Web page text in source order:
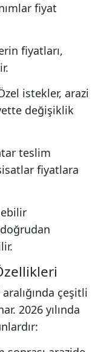
fiyat
fiyatları,
istekler, arazi
değişiklik
teslim
fiyatlara
çeşitli
2026 yılında